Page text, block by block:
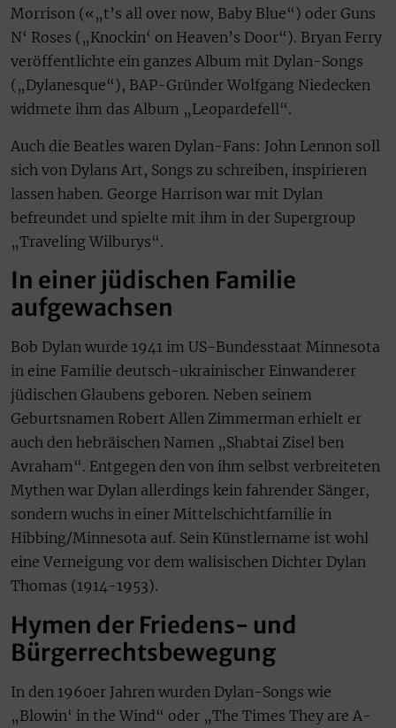
Morrison («„t’s all over now, Baby Blue“) oder Guns
N‘ Roses („Knockin‘ on Heaven’s Door“). Bryan Ferry
veröffentlichte ein ganzes Album mit Dylan-Songs
(„Dylanesque“), BAP-Gründer Wolfgang Niedecken
widmete ihm das Album „Leopardefell“.
Auch die Beatles waren Dylan-Fans: John Lennon soll
sich von Dylans Art, Songs zu schreiben, inspirieren
lassen haben. George Harrison war mit Dylan
befreundet und spielte mit ihm in der Supergroup
„Traveling Wilburys“.
In einer jüdischen Familie
aufgewachsen
Bob Dylan wurde 1941 im US-Bundesstaat Minnesota
in eine Familie deutsch-ukrainischer Einwanderer
jüdischen Glaubens geboren. Neben seinem
Geburtsnamen Robert Allen Zimmerman erhielt er
auch den hebräischen Namen „Shabtai Zisel ben
Avraham“. Entgegen den von ihm selbst verbreiteten
Mythen war Dylan allerdings kein fahrender Sänger,
sondern wuchs in einer Mittelschichtfamilie in
Hibbing/Minnesota auf. Sein Künstlername ist wohl
eine Verneigung vor dem walisischen Dichter Dylan
Thomas (1914-1953).
Hymen der Friedens- und
Bürgerrechtsbewegung
In den 1960er Jahren wurden Dylan-Songs wie
„Blowin‘ in the Wind“ oder „The Times They are A-